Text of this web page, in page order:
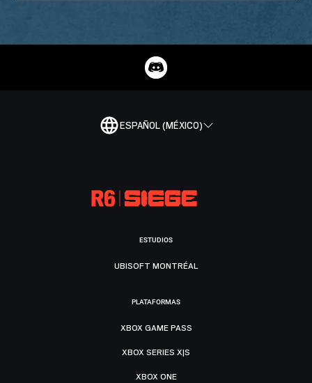
ESPAÑOL (MÉXICO)
ESTUDIOS
UBISOFT MONTRÉAL
PLATAFORMAS
XBOX GAME PASS
XBOX SERIES X|S
XBOX ONE